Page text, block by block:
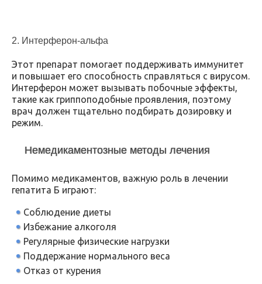
2. Интерферон-альфа
Этот препарат помогает поддерживать иммунитет
и повышает его способность справляться с вирусом.
Интерферон может вызывать побочные эффекты,
такие как гриппоподобные проявления, поэтому
врач должен тщательно подбирать дозировку и
режим.
Немедикаментозные методы лечения
Помимо медикаментов, важную роль в лечении
гепатита Б играют:
Соблюдение диеты
Избежание алкоголя
Регулярные физические нагрузки
Поддержание нормального веса
Отказ от курения